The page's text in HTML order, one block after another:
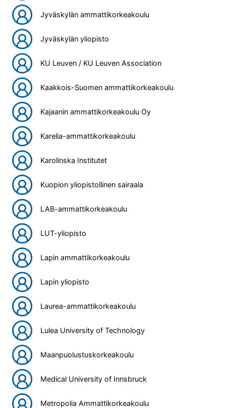
Jyväskylän ammattikorkeakoulu
Jyväskylän yliopisto
KU Leuven / KU Leuven Association
Kaakkois-Suomen ammattikorkeakoulu
Kajaanin ammattikorkeakoulu Oy
Karelia-ammattikorkeakoulu
Karolinska Institutet
Kuopion yliopistollinen sairaala
LAB-ammattikorkeakoulu
LUT-yliopisto
Lapin ammattikorkeakoulu
Lapin yliopisto
Laurea-ammattikorkeakoulu
Lulea University of Technology
Maanpuolustuskorkeakoulu
Medical University of Innsbruck
Metropolia Ammattikorkeakoulu